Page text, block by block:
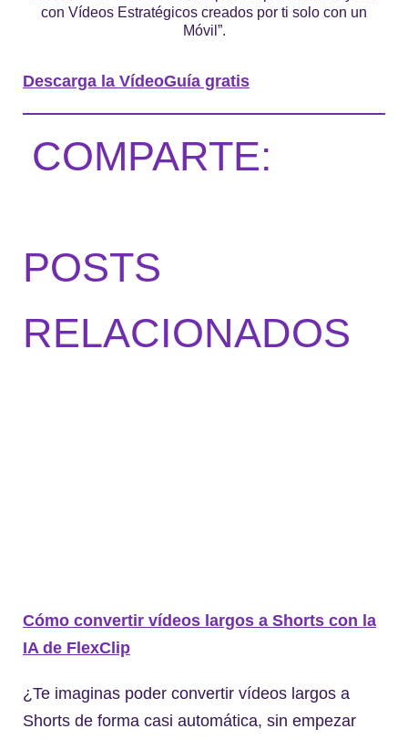
con Vídeos Estratégicos creados por ti solo con un
Móvil”.
Descarga la VídeoGuía gratis
COMPARTE:
POSTS
RELACIONADOS
Cómo convertir vídeos largos a Shorts con la
IA de FlexClip
¿Te imaginas poder convertir vídeos largos a
Shorts de forma casi automática, sin empezar